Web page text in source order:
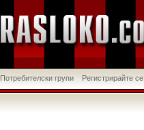
Потребителски групи Регистрирайте се